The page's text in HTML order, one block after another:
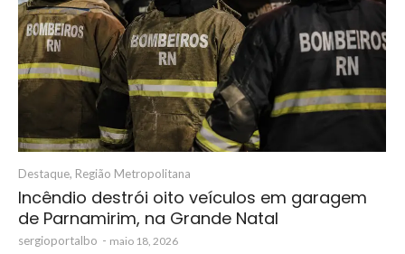
Destaque, Região Metropolitana
Incêndio destrói oito veículos em garagem
de Parnamirim, na Grande Natal
sergioportalbo - maio 18, 2026